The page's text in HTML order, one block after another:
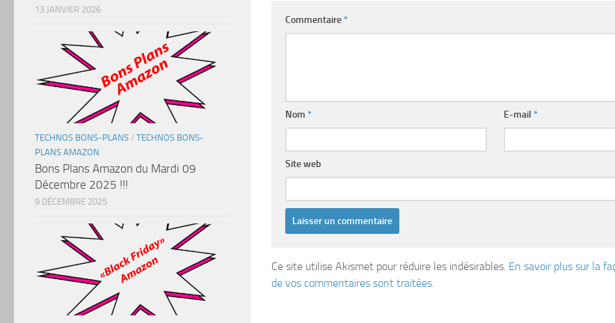
Commentaire*
Nom * E-mail*
Site web
Ce site utilise Akismet pour réduire les indésirables. En savoir plus sur la
de vos commentaires sont traitées
13 JANVIER 2026
TECHNOS BONS-PLANS / TECHNOS BONS-
PLANS AMAZON
Bons Plans Amazon du Mardi 09
Décembre 2025 !!!
9 DÉCEMBRE 2025